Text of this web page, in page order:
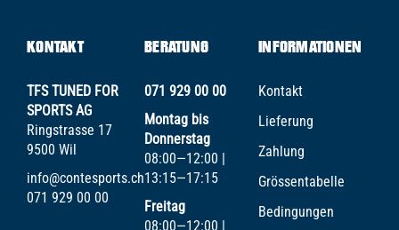
KONTAKT
TFS TUNED FOR
SPORTS AG
Ringstrasse 17
9500 Wil
info@contesports.ch
071 929 00 00
BERATUNG
071 929 00 00
Montag bis
Donnerstag
08:00—12:00 |
13:15—17:15
Freitag
08:00—12:00 |
INFORMATIONEN
Kontakt
Lieferung
Zahlung
Grössentabelle
Bedingungen